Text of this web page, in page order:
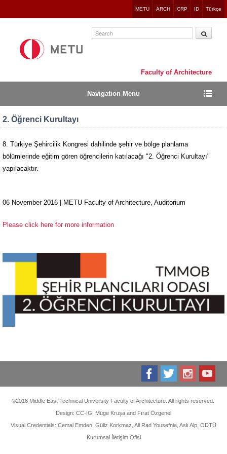
to
METU ARCH CRP ID Türkçe
Faculty of Architecture
Navigation Menu
2. Öğrenci Kurultayı
8. Türkiye Şehircilik Kongresi dahilinde şehir ve bölge planlama
bölümlerinde eğitim gören öğrencilerin katılacağı "2. Öğrenci Kurultayı"
yapılacaktır.
06 November 2016 | METU Faculty of Architecture, Auditorium
Please click here for more information
©2016 Middle East Technical University Faculty of Architecture. All rights reserved.
Design: CC-IG, Müge Kruşa and Fırat Özgenel
Visual Credentials: Cemal Emden, Güliz Korkmaz, Ali Rad Yousefnia, Aslı Alp, ODTÜ
Kurumsal İletişim Ofisi